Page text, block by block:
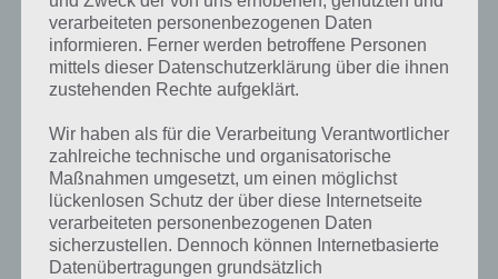
Spaß ist die Lösung für das tägliche Rätsel am 1.2.2023 in 4 Bilder 1
Wort, doch welche Bedeutung hat dieses eigentlich und was gibt es
dazu zu wissen? Passt das Wort auch zu Liebe und Freundschaft? Zu
kurze Begriffserklärung!
Zu Spaß haben wir zunächst keine weiteren Informationen parat!
verarbeiteten personenbezogenen Daten
informieren. Ferner werden betroffene Personen
mittels dieser Datenschutzerklärung über die ihnen
zustehenden Rechte aufgeklärt.
Wir haben als für die Verarbeitung Verantwortlicher
zahlreiche technische und organisatorische
Maßnahmen umgesetzt, um einen möglichst
lückenlosen Schutz der über diese Internetseite
verarbeiteten personenbezogenen Daten
sicherzustellen. Dennoch können Internetbasierte
Datenübertragungen grundsätzlich